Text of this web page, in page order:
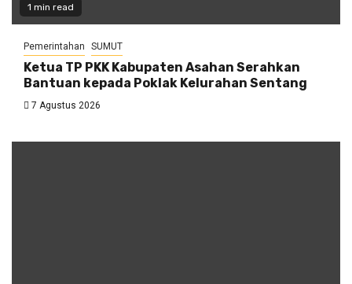
1 min read
Pemerintahan SUMUT
Ketua TP PKK Kabupaten Asahan Serahkan
Bantuan kepada Poklak Kelurahan Sentang
7 Agustus 2026